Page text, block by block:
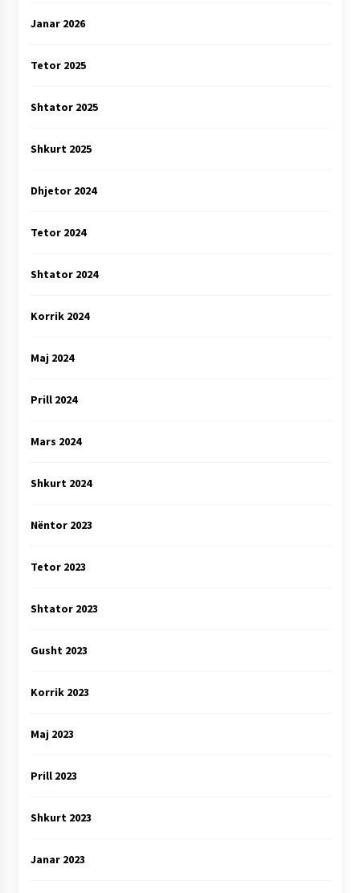
Janar 2026
Tetor 2025
Shtator 2025
Shkurt 2025
Dhjetor 2024
Tetor 2024
Shtator 2024
Korrik 2024
Maj 2024
Prill 2024
Mars 2024
Shkurt 2024
Nëntor 2023
Tetor 2023
Shtator 2023
Gusht 2023
Korrik 2023
Maj 2023
Prill 2023
Shkurt 2023
Janar 2023